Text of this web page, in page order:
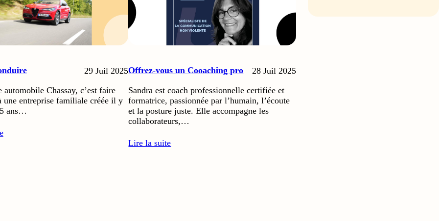
29 Juil 2025
automobile Chassay, c’est faire
une entreprise familiale créée il y
ans…
Offrez-vous un Cooaching pro
28 Juil 2025
Sandra est coach professionnelle certifiée et
formatrice, passionnée par l’humain, l’écoute
et la posture juste. Elle accompagne les
collaborateurs,…
Lire la suite